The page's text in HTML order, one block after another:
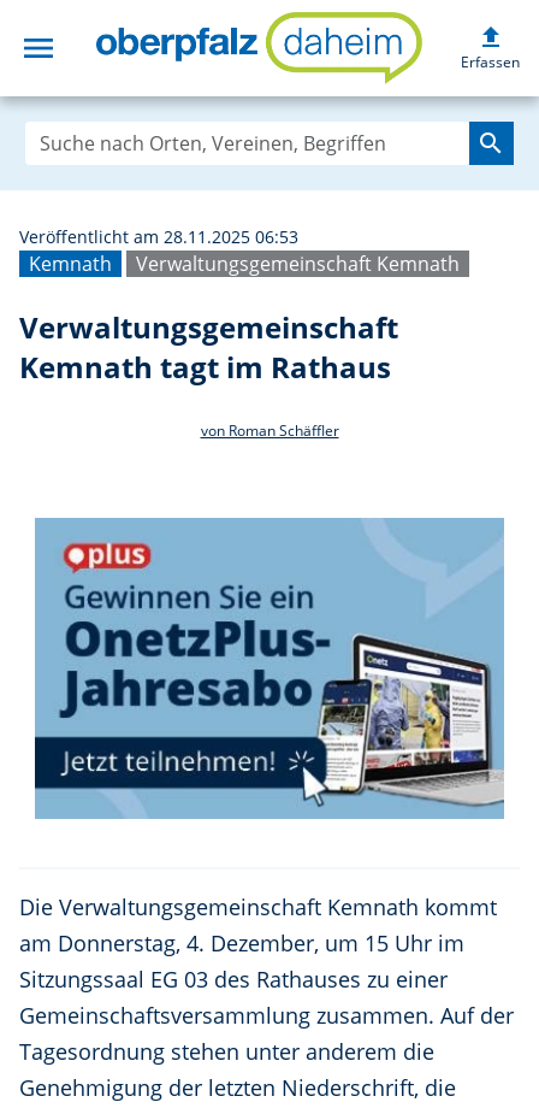
menu upload
Erfassen
search
Kemnath Verwaltungsgemeinschaft Kemnath
Veröffentlicht am 28.11.2025 06:53
Verwaltungsgemeinschaft
Kemnath tagt im Rathaus
von Roman Schäffler
Die Verwaltungsgemeinschaft Kemnath kommt
am Donnerstag, 4. Dezember, um 15 Uhr im
Sitzungssaal EG 03 des Rathauses zu einer
Gemeinschaftsversammlung zusammen. Auf der
Tagesordnung stehen unter anderem die
Genehmigung der letzten Niederschrift, die